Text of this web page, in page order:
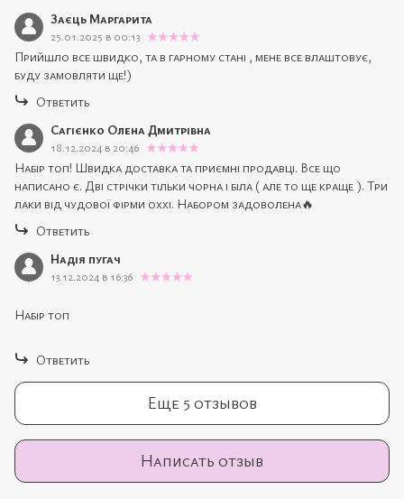
Заєць Маргарита
25.01.2025 в 00:13
Прийшло все швидко, та в гарному стані , мене все влаштовує,
буду замовляти ще!)
Ответить
Сагієнко Олена Дмитрівна
18.12.2024 в 20:46
Набір топ! Швидка доставка та приємні продавці. Все що
написано є. Дві стрічки тільки чорна і біла ( але то ще краще ). Три
лаки від чудової фірми oxxi. Набором задоволена🔥
Ответить
Надія пугач
13.12.2024 в 16:36
Набір топ
Ответить
Еще 5 отзывов
Написать отзыв